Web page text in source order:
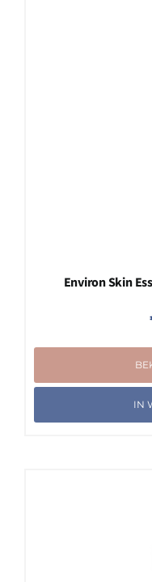
Environ Skin
IN